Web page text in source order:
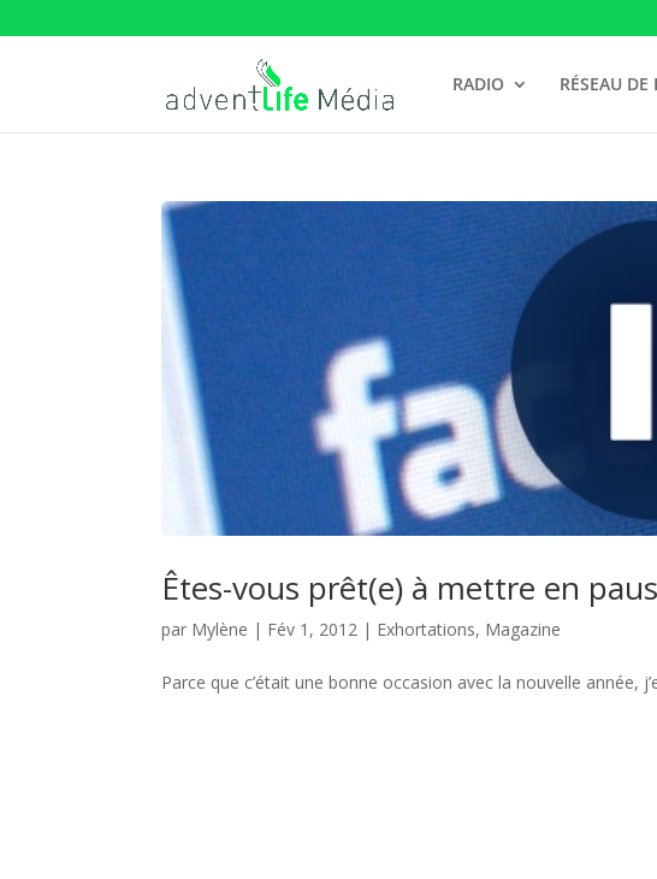
RADIO RÉSEAU DE
Êtes-vous prêt(e) à mettre en
par Mylène | Fév 1, 2012 | Exhortations, Magazine
Parce que c’était une bonne occasion avec la nouvelle année,